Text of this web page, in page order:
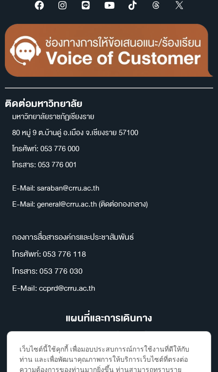
ติดต่อมหาวิทยาลัย
มหาวิทยาลัยราชภัฏเชียงราย
80 หมู่ 9 ต.บ้านดู่ อ.เมือง จ.เชียงราย 57100
โทรศัพท์: 053 776 000
โทรสาร: 053 776 001
E-Mail: saraban@crru.ac.th
E-Mail: general@crru.ac.th (ติดต่อกองกลาง)
กองการสื่อสารองค์กรและประชาสัมพันธ์
โทรศัพท์: 053 776 118
โทรสาร: 053 776 030
E-Mail: ccprd@crru.ac.th
แผนที่และการเดินทาง
เว็บไซต์นี้ใช้คุกกี้ เพื่อมอบประสบการณ์การใช้งานที่ดีให้กับ
ท่าน และเพื่อพัฒนาคุณภาพการให้บริการเว็บไซต์ที่ตรงต่อ
ความต้องการของท่านมากยิ่งขึ้น ท่านสามารถทราบราย